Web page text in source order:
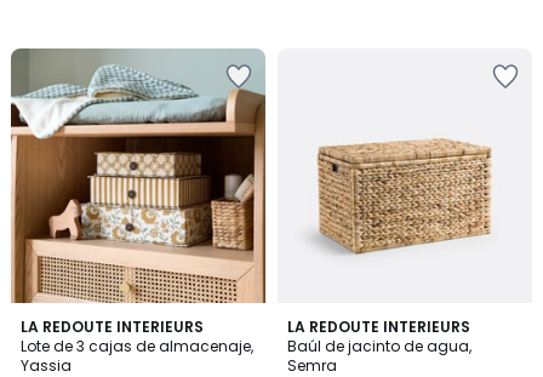
LA REDOUTE INTERIEURS
Lote de 3 cajas de almacenaje,
Yassia
5
/
5
LA REDOUTE INTERIEURS
Baúl de jacinto de agua,
Semra
4,4
/ 5